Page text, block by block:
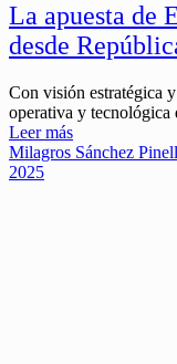
La apuesta de
desde
Con visión estratégica
operativa y tecnológica
Leer más
Milagros Sánchez Pinell
2025